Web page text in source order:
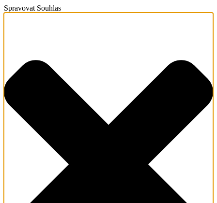
Spravovat Souhlas